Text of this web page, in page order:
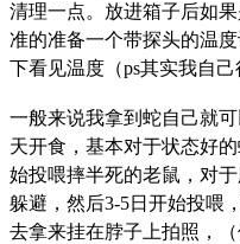
清理一点。放进箱子后如
准的准备一个带探头的温
下看见温度（ps其实我自
一般来说我拿到蛇自己就
天开食，基本对于状态好
始投喂摔半死的老鼠，对
躲避，然后3-5日开始投喂
去拿来挂在脖子上拍照，